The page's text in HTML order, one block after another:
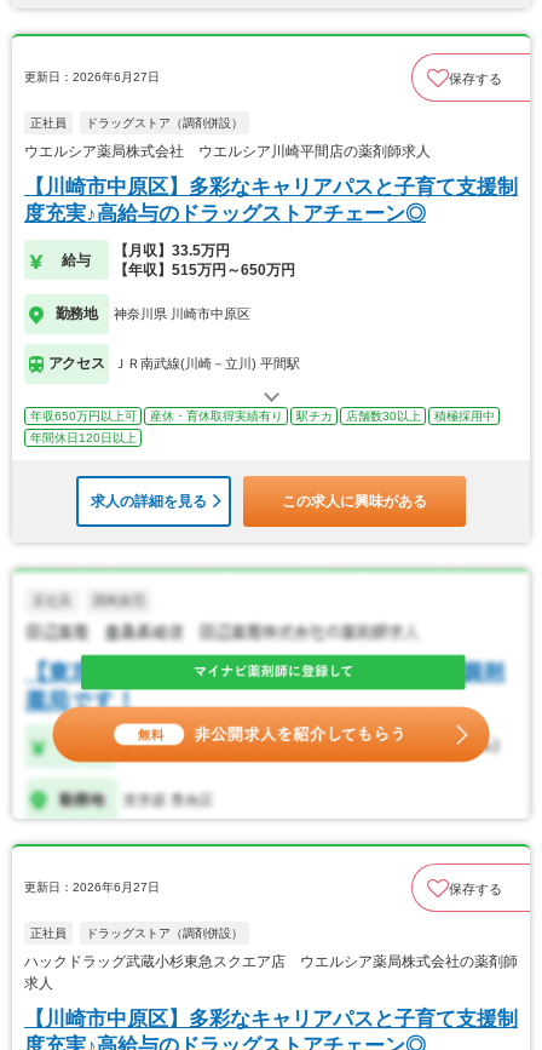
更新日：2026年6月27日 保存する
正社員 ドラッグストア（調剤併設）
ウエルシア薬局株式会社 ウエルシア川崎平間店の薬剤師求人
【川崎市中原区】多彩なキャリアパスと子育て支援制
度充実♪高給与のドラッグストアチェーン◎
給与
【月収】33.5万円
【年収】515万円～650万円
勤務地 神奈川県 川崎市中原区
アクセス ＪＲ南武線(川崎－立川) 平間駅
年収650万円以上可 産休・育休取得実績有り 駅チカ 店舗数30以上
積極採用中
年間休日120日以上
求人の詳細を見る この求人に興味がある
更新日：2026年6月27日 保存する
正社員 ドラッグストア（調剤併設）
ハックドラッグ武蔵小杉東急スクエア店 ウエルシア薬局株式会社の薬剤師
求人
【川崎市中原区】多彩なキャリアパスと子育て支援制